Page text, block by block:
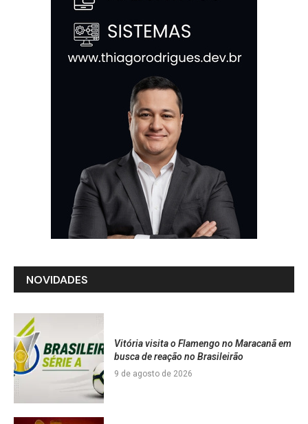
NOVIDADES
Vitória visita o Flamengo no Maracanã em
busca de reação no Brasileirão
9 de agosto de 2026